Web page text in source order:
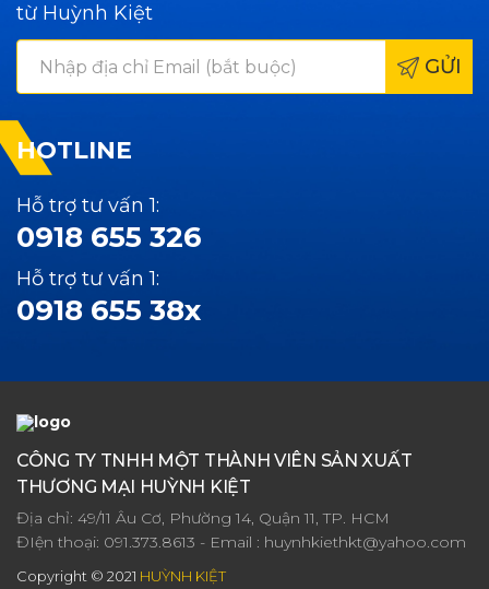
từ Huỳnh Kiệt
GỬI
HOTLINE
Hỗ trợ tư vấn 1:
0918 655 326
Hỗ trợ tư vấn 1:
0918 655 38x
CÔNG TY TNHH MỘT THÀNH VIÊN SẢN XUẤT
THƯƠNG MẠI HUỲNH KIỆT
Địa chỉ: 49/11 Âu Cơ, Phường 14, Quận 11, TP. HCM
ĐIện thoại: 091.373.8613 - Email : huynhkiethkt@yahoo.com
Copyright © 2021 HUỲNH KIỆT